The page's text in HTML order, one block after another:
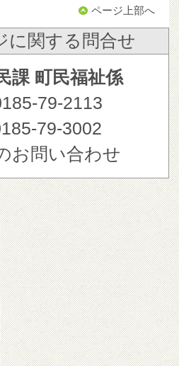
ページ上部へ
に関する問合せ
課 町民福祉係
79-2113
79-3002
お問い合わせ